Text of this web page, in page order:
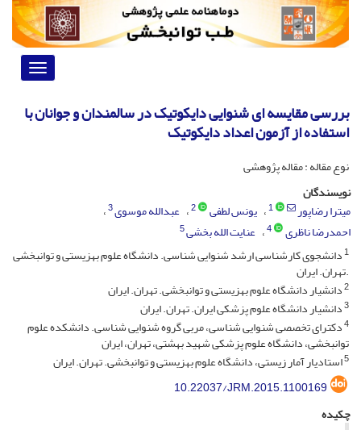
Toggle
بررسی مقایسه ای شنوایی دایکوتیک در سالمندان و جوانان با
استفاده از آزمون اعداد دایکوتیک
نوع مقاله : مقاله پژوهشی
نویسندگان
میترا رضاپور
1 یونس لطفی 2 عبدالله موسوی3
احمدرضا ناظری 4 عنایت الله بخشی5
1دانشجوی کارشناسی ارشد شنوایی شناسی. دانشگاه علوم بهزیستی و توانبخشی
.تهران. ایران
2دانشیار دانشگاه علوم بهزیستی و توانبخشی. تهران. ایران
3دانشیار دانشگاه علوم پزشکی ایران. تهران. ایران
4دکترای تخصصی شنوایی شناسی، مربی گروه شنوایی شناسی. دانشکده علوم
توانبخشی، دانشگاه علوم پزشکی شهید بهشتی، تهران، ایران
5استادیار آمار زیستی، دانشگاه علوم بهزیستی و توانبخشی. تهران. ایران
10.22037/JRM.2015.1100169
چکیده